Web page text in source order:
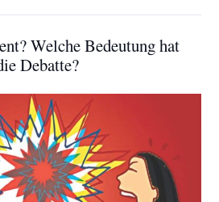
Welche Bedeutung hat
Debatte?